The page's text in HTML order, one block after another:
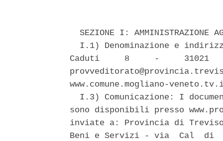
SEZIONE I: AMMINISTRAZIONE
I.1) Denominazione e
Caduti     8     -     31021
www.comune.mogliano-
I.3) Comunicazione: I
sono disponibili presso
inviate a: Provincia di
Beni e Servizi - via  Cal  di